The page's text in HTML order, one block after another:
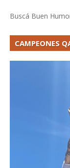
Buscá Buen
CAMPEONES